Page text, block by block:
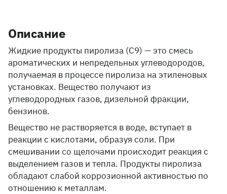
Описание
Жидкие продукты пиролиза (C9) — это смесь
ароматических и непредельных углеводородов,
получаемая в процессе пиролиза на этиленовых
установках. Вещество получают из
углеводородных газов, дизельной фракции,
бензинов.
Вещество не растворяется в воде, вступает в
реакции с кислотами, образуя соли. При
смешивании со щелочами происходит реакция с
выделением газов и тепла. Продукты пиролиза
обладают слабой коррозионной активностью по
отношению к металлам.